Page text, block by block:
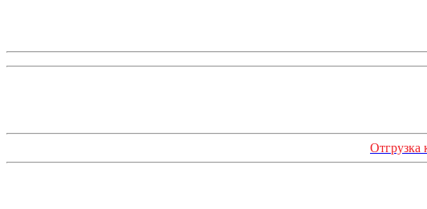
Отгрузка